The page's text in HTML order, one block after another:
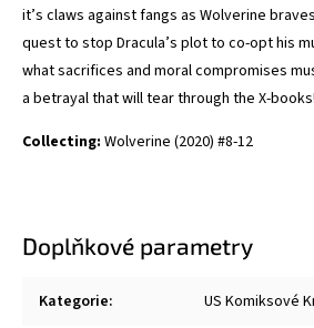
it’s claws against fangs as Wolverine
quest to stop Dracula’s plot to co-opt his
what sacrifices and moral compromises
a betrayal that will tear through the X-books!
Collecting: Wolverine (2020) #8-12
Doplňkové parametry
Kategorie: US Komiksové